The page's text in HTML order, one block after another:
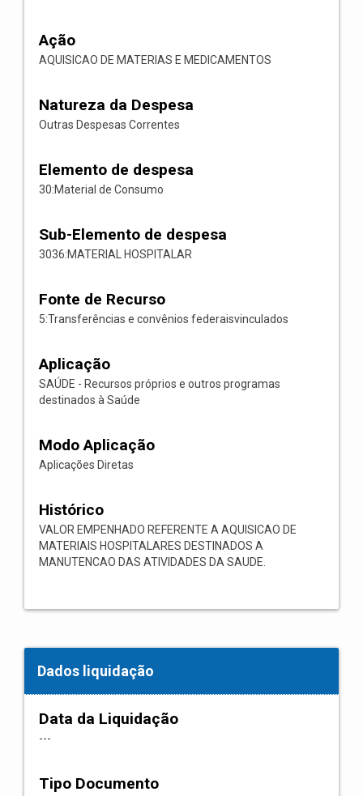
Ação
AQUISICAO DE MATERIAS E MEDICAMENTOS
Natureza da Despesa
Outras Despesas Correntes
Elemento de despesa
30:Material de Consumo
Sub-Elemento de despesa
3036:MATERIAL HOSPITALAR
Fonte de Recurso
5:Transferências e convênios federaisvinculados
Aplicação
SAÚDE - Recursos próprios e outros programas
destinados à Saúde
Modo Aplicação
Aplicações Diretas
Histórico
VALOR EMPENHADO REFERENTE A AQUISICAO DE
MATERIAIS HOSPITALARES DESTINADOS A
MANUTENCAO DAS ATIVIDADES DA SAUDE.
Dados liquidação
Data da Liquidação
---
Tipo Documento